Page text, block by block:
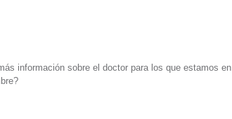
información sobre el doctor para los que estamos en